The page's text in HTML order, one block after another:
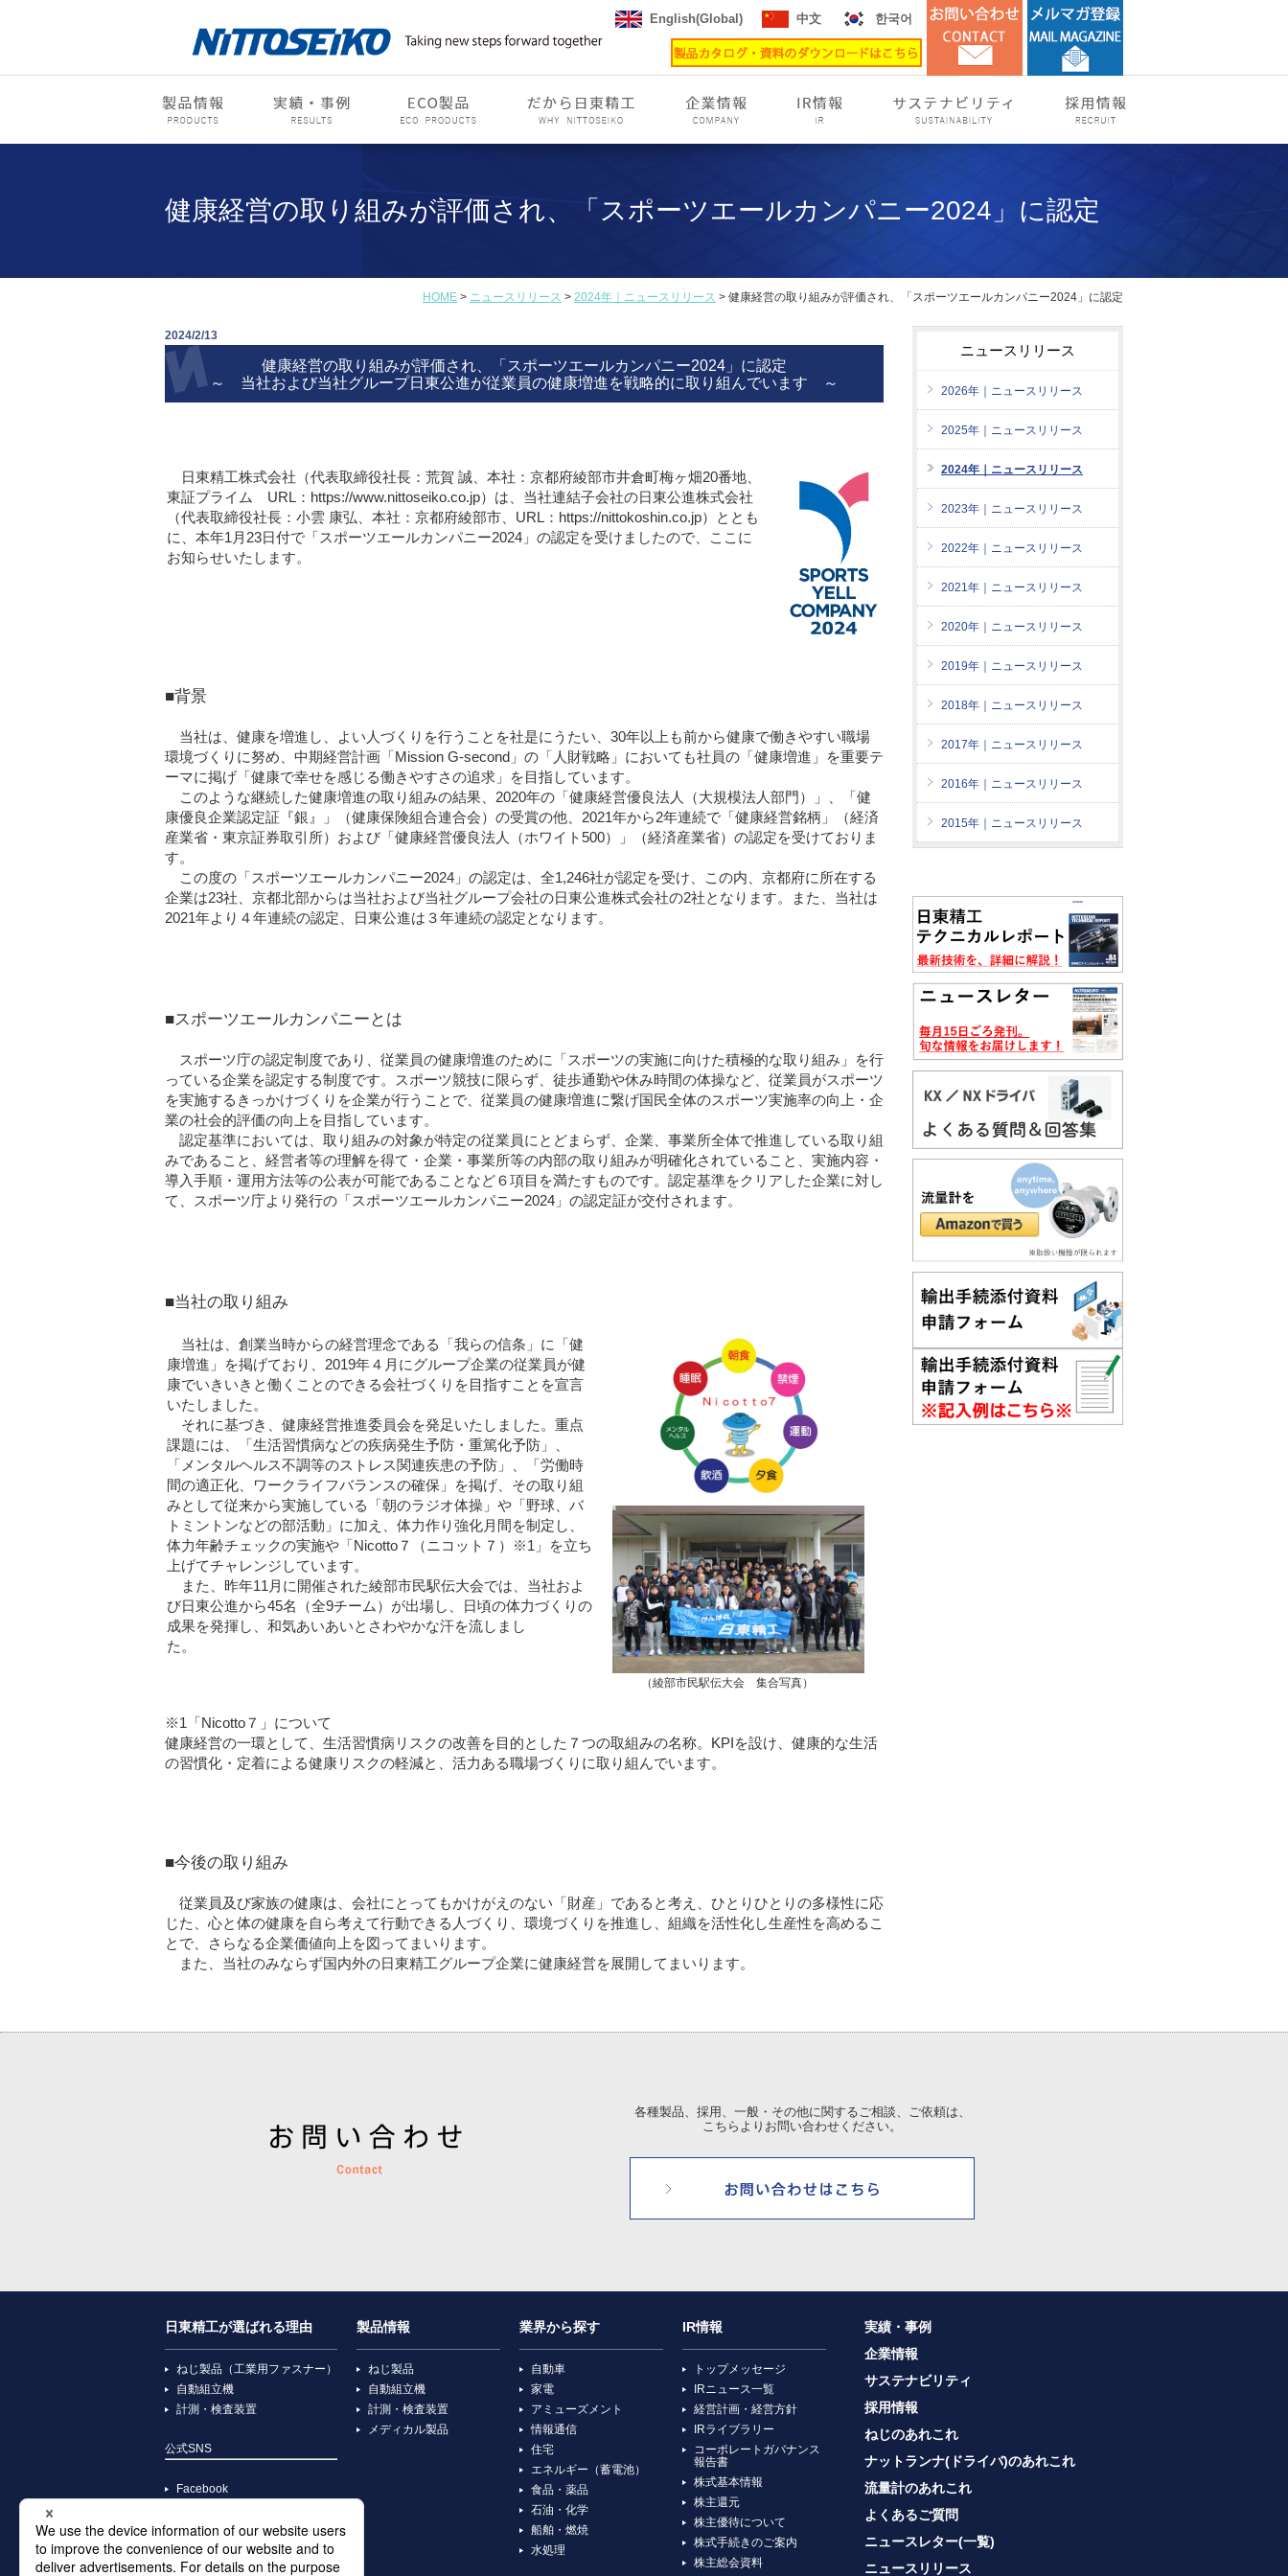
English(Global) 中文 한국어
健康経営の取り組みが評価され、「スポーツエールカンパニー2024」に認定
HOME > ニュースリリース > 2024年｜ニュースリリース > 健康経営の取り組みが評価され、「スポーツエールカンパニー2024」に認定
2024/2/13
健康経営の取り組みが評価され、「スポーツエールカンパニー2024」に認定
～ 当社および当社グループ日東公進が従業員の健康増進を戦略的に取り組んでいます ～
日東精工株式会社（代表取締役社長：荒賀 誠、本社：京都府綾部市井倉町梅ヶ畑20番地、
東証プライム URL：https://www.nittoseiko.co.jp）は、当社連結子会社の日東公進株式会社
（代表取締役社長：小雲 康弘、本社：京都府綾部市、URL：https://nittokoshin.co.jp）ととも
に、本年1月23日付で「スポーツエールカンパニー2024」の認定を受けましたので、ここに
お知らせいたします。
■背景
当社は、健康を増進し、よい人づくりを行うことを社是にうたい、30年以上も前から健康で働きやすい職場
環境づくりに努め、中期経営計画「Mission G-second」の「人財戦略」においても社員の「健康増進」を重要テ
ーマに掲げ「健康で幸せを感じる働きやすさの追求」を目指しています。
このような継続した健康増進の取り組みの結果、2020年の「健康経営優良法人（大規模法人部門）」、「健
康優良企業認定証『銀』」（健康保険組合連合会）の受賞の他、2021年から2年連続で「健康経営銘柄」（経済
産業省・東京証券取引所）および「健康経営優良法人（ホワイト500）」（経済産業省）の認定を受けておりま
す。
この度の「スポーツエールカンパニー2024」の認定は、全1,246社が認定を受け、この内、京都府に所在する
企業は23社、京都北部からは当社および当社グループ会社の日東公進株式会社の2社となります。また、当社は
2021年より４年連続の認定、日東公進は３年連続の認定となります。
■スポーツエールカンパニーとは
スポーツ庁の認定制度であり、従業員の健康増進のために「スポーツの実施に向けた積極的な取り組み」を行
っている企業を認定する制度です。スポーツ競技に限らず、徒歩通勤や休み時間の体操など、従業員がスポーツ
を実施するきっかけづくりを企業が行うことで、従業員の健康増進に繋げ国民全体のスポーツ実施率の向上・企
業の社会的評価の向上を目指しています。
認定基準においては、取り組みの対象が特定の従業員にとどまらず、企業、事業所全体で推進している取り組
みであること、経営者等の理解を得て・企業・事業所等の内部の取り組みが明確化されていること、実施内容・
導入手順・運用方法等の公表が可能であることなど６項目を満たすものです。認定基準をクリアした企業に対し
て、スポーツ庁より発行の「スポーツエールカンパニー2024」の認定証が交付されます。
■当社の取り組み
当社は、創業当時からの経営理念である「我らの信条」に「健
康増進」を掲げており、2019年４月にグループ企業の従業員が健
康でいきいきと働くことのできる会社づくりを目指すことを宣言
いたしました。
それに基づき、健康経営推進委員会を発足いたしました。重点
課題には、「生活習慣病などの疾病発生予防・重篤化予防」、
「メンタルヘルス不調等のストレス関連疾患の予防」、「労働時
間の適正化、ワークライフバランスの確保」を掲げ、その取り組
みとして従来から実施している「朝のラジオ体操」や「野球、バ
トミントンなどの部活動」に加え、体力作り強化月間を制定し、
体力年齢チェックの実施や「Nicotto７（ニコット７）※1」を立ち
上げてチャレンジしています。
また、昨年11月に開催された綾部市民駅伝大会では、当社およ
び日東公進から45名（全9チーム）が出場し、日頃の体力づくりの
成果を発揮し、和気あいあいとさわやかな汗を流しまし
た。
（綾部市民駅伝大会 集合写真）
※1「Nicotto７」について
健康経営の一環として、生活習慣病リスクの改善を目的とした７つの取組みの名称。KPIを設け、健康的な生活
の習慣化・定着による健康リスクの軽減と、活力ある職場づくりに取り組んでいます。
■今後の取り組み
従業員及び家族の健康は、会社にとってもかけがえのない「財産」であると考え、ひとりひとりの多様性に応
じた、心と体の健康を自ら考えて行動できる人づくり、環境づくりを推進し、組織を活性化し生産性を高めるこ
とで、さらなる企業価値向上を図ってまいります。
また、当社のみならず国内外の日東精工グループ企業に健康経営を展開してまいります。
ニュースリリース
2026年｜ニュースリリース
2025年｜ニュースリリース
2024年｜ニュースリリース
2023年｜ニュースリリース
2022年｜ニュースリリース
2021年｜ニュースリリース
2020年｜ニュースリリース
2019年｜ニュースリリース
2018年｜ニュースリリース
2017年｜ニュースリリース
2016年｜ニュースリリース
2015年｜ニュースリリース
各種製品、採用、一般・その他に関するご相談、ご依頼は、
こちらよりお問い合わせください。
日東精工が選ばれる理由
ねじ製品（工業用ファスナー）
自動組立機
計測・検査装置
公式SNS
Facebook
X
Instagram
TikTok
製品情報
ねじ製品
自動組立機
計測・検査装置
メディカル製品
業界から探す
自動車
家電
アミューズメント
情報通信
住宅
エネルギー（蓄電池）
食品・薬品
石油・化学
船舶・燃焼
水処理
IR情報
トップメッセージ
IRニュース一覧
経営計画・経営方針
IRライブラリー
コーポレートガバナンス
報告書
株式基本情報
株主還元
株主優待について
株式手続きのご案内
株主総会資料
実績・事例
企業情報
サステナビリティ
採用情報
ねじのあれこれ
ナットランナ(ドライバ)のあれこれ
流量計のあれこれ
よくあるご質問
ニュースレター(一覧)
ニュースリリース